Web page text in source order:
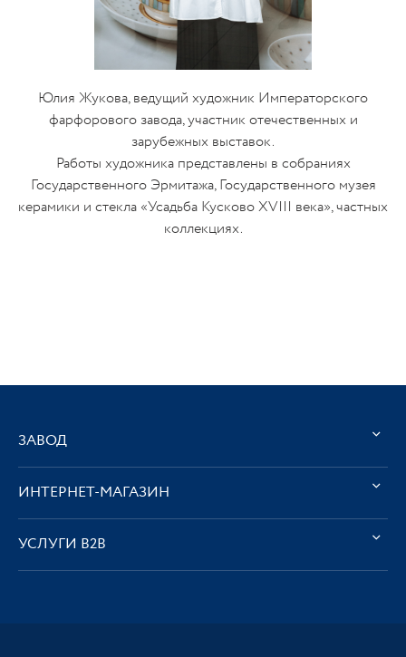
Юлия Жукова, ведущий художник Императорского
фарфорового завода, участник отечественных и
зарубежных выставок.
Работы художника представлены в собраниях
Государственного Эрмитажа, Государственного музея
керамики и стекла «Усадьба Кусково XVIII века», частных
коллекциях.
ЗАВОД
ИНТЕРНЕТ-МАГАЗИН
УСЛУГИ В2В